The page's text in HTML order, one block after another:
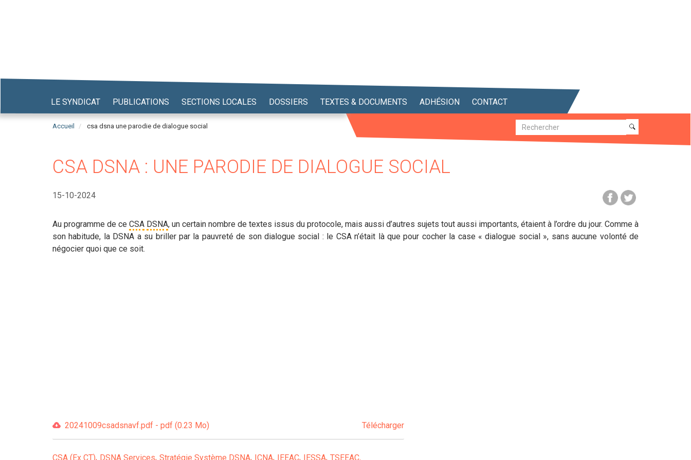
LE SYNDICAT PUBLICATIONS SECTIONS LOCALES DOSSIERS TEXTES & DOCUMENTS ADHÉSION CONTACT
Accueil csa dsna une parodie de dialogue social Recherche
Recherche
CSA DSNA : UNE PARODIE DE DIALOGUE SOCIAL
15-10-2024
Au programme de ce CSA DSNA, un certain nombre de textes issus du protocole, mais aussi d’autres sujets tout aussi importants, étaient à l’ordre du jour. Comme à
son habitude, la DSNA a su briller par la pauvreté de son dialogue social : le CSA n’était là que pour cocher la case « dialogue social », sans aucune volonté de
négocier quoi que ce soit.
20241009csadsnavf.pdf - pdf (0.23 Mo) Télécharger
CSA (Ex CT) DSNA Services Stratégie Système DSNA ICNA IEEAC IESSA TSEEAC